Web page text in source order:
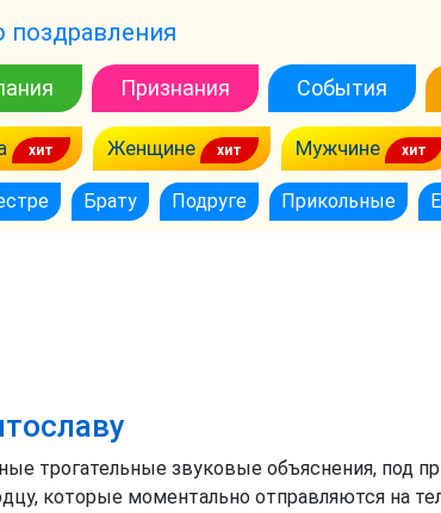
поздравления
Признания События
Женщине Мужчине
Брату Подруге Прикольные
трогательные звуковые объяснения,
которые моментально отправляются на